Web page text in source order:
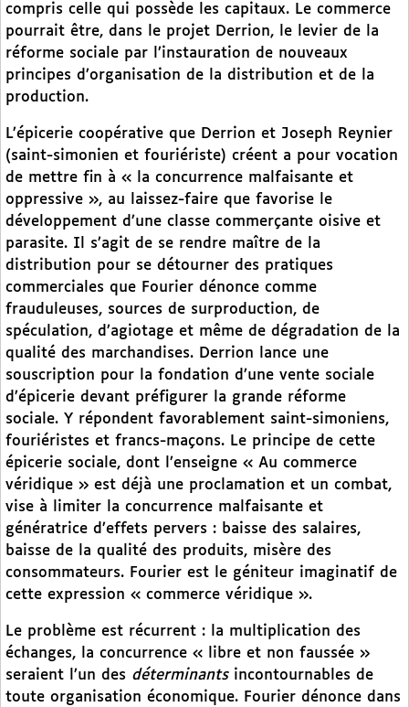
compris celle qui possède les capitaux. Le commerce
pourrait être, dans le projet Derrion, le levier de la
réforme sociale par l’instauration de nouveaux
principes d’organisation de la distribution et de la
production.
L’épicerie coopérative que Derrion et Joseph Reynier
(saint-simonien et fouriériste) créent a pour vocation
de mettre fin à « la concurrence malfaisante et
oppressive », au laissez-faire que favorise le
développement d’une classe commerçante oisive et
parasite. Il s’agit de se rendre maître de la
distribution pour se détourner des pratiques
commerciales que Fourier dénonce comme
frauduleuses, sources de surproduction, de
spéculation, d’agiotage et même de dégradation de la
qualité des marchandises. Derrion lance une
souscription pour la fondation d’une vente sociale
d’épicerie devant préfigurer la grande réforme
sociale. Y répondent favorablement saint-simoniens,
fouriéristes et francs-maçons. Le principe de cette
épicerie sociale, dont l’enseigne « Au commerce
véridique » est déjà une proclamation et un combat,
vise à limiter la concurrence malfaisante et
génératrice d’effets pervers : baisse des salaires,
baisse de la qualité des produits, misère des
consommateurs. Fourier est le géniteur imaginatif de
cette expression « commerce véridique ».
Le problème est récurrent : la multiplication des
échanges, la concurrence « libre et non faussée »
seraient l’un des déterminantsincontournables de
toute organisation économique. Fourier dénonce dans